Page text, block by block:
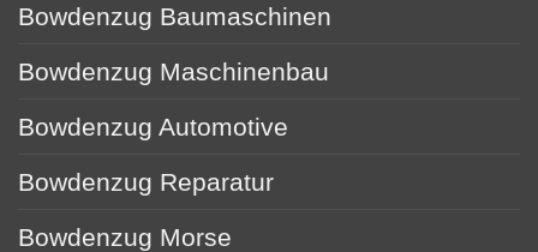
Bowdenzug Baumaschinen
Bowdenzug Maschinenbau
Bowdenzug Automotive
Bowdenzug Reparatur
Bowdenzug Morse